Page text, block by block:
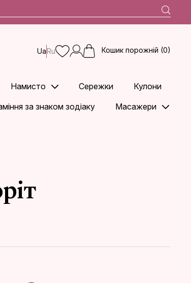
UaRu Кошик порожній (0)
Намисто Сережки
Кулони
за знаком зодіаку
Масажери